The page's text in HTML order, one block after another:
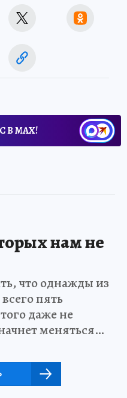
В МАХ!
нам не
что однажды из
пять
даже не
меняться…